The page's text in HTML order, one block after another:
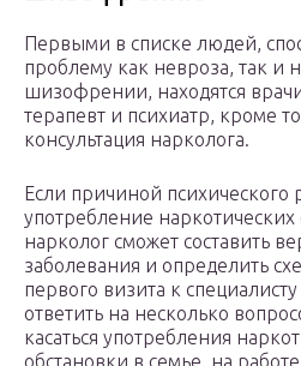
Первыми в списке людей,
проблему как невроза, так и
шизофрении, находятся
терапевт и психиатр, кроме
консультация нарколога.
Если причиной психического
употребление наркотических
нарколог сможет составить
заболевания и определить
первого визита к
ответить на несколько
касаться употребления
обстановки в семье, на